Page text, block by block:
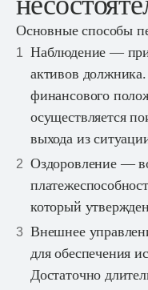
Основные способы
Наблюдение —
активов
финансового
осуществляется
выхода из
Оздоровление —
который
Внешнее
для обеспечения
Достаточно